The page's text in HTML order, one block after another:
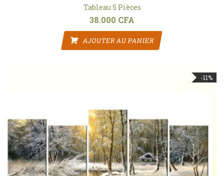
Tableau 5 Pièces
38.000 CFA
AJOUTER AU PANIER
-11%